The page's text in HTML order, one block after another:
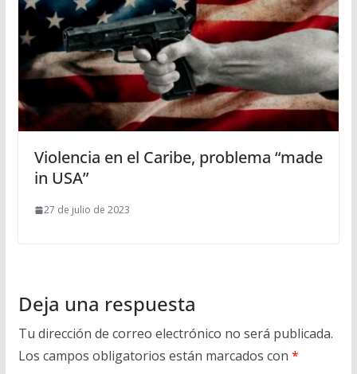
Violencia en el Caribe, problema “made
in USA”
27 de julio de 2023
Deja una respuesta
Tu dirección de correo electrónico no será publicada.
Los campos obligatorios están marcados con *